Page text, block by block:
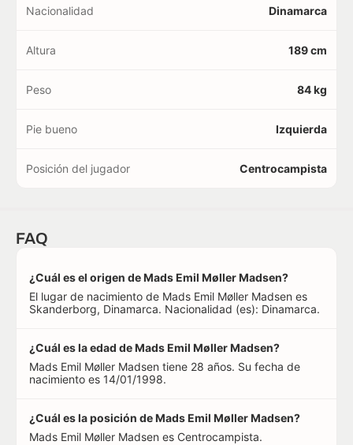
Nacionalidad Dinamarca
Altura 189 cm
Peso 84 kg
Pie bueno Izquierda
Posición del jugador Centrocampista
FAQ
¿Cuál es el origen de Mads Emil Møller Madsen?
El lugar de nacimiento de Mads Emil Møller Madsen es
Skanderborg, Dinamarca. Nacionalidad (es): Dinamarca.
¿Cuál es la edad de Mads Emil Møller Madsen?
Mads Emil Møller Madsen tiene 28 años. Su fecha de
nacimiento es 14/01/1998.
¿Cuál es la posición de Mads Emil Møller Madsen?
Mads Emil Møller Madsen es Centrocampista.